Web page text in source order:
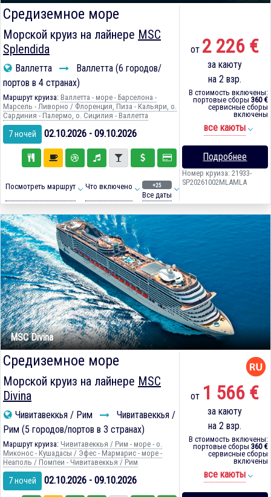
Средиземное море
Морской круиз на лайнере MSC
Splendida
Валлетта
Валлетта (6 городов/
портов в 4 странах)
Маршрут круиза: Валлетта - море - Барселона -
Марсель - Ливорно / Флоренция, Пиза - Кальяри, о.
Сардиния - Палермо, о. Сицилия - Валлетта
7 ночей 02.10.2026 - 09.10.2026
Посмотреть маршрут Что включено +25
Все даты
от 2 226 €
за каюту
на 2 взр.
В стоимость включены:
портовые сборы 360 €
сервисные сборы
включены
все каюты
Подробнее
Номер круиза: 21933-
SP20261002MLAMLA
MSC Divina
Средиземное море
Морской круиз на лайнере MSC
Divina
Чивитавеккья / Рим
Чивитавеккья /
Рим (5 городов/портов в 3 странах)
Маршрут круиза: Чивитавеккья / Рим - море - о.
Миконос - Кушадасы / Эфес - Мармарис - море -
Неаполь / Помпеи - Чивитавеккья / Рим
7 ночей 02.10.2026 - 09.10.2026
от 1 566 €
за каюту
на 2 взр.
В стоимость включены:
портовые сборы 360 €
сервисные сборы
включены
все каюты